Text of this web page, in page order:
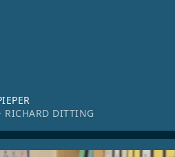
RICHARD DITTING